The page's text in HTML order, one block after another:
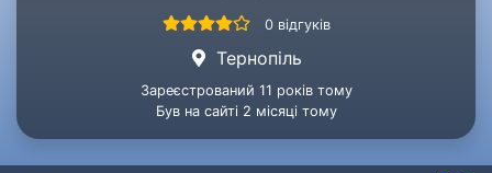
0 відгуків
Тернопіль
Зареєстрований 11 років тому
Був на сайті 2 місяці тому